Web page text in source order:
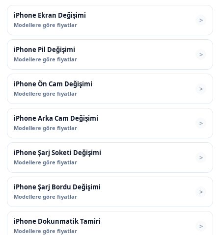
iPhone Ekran Değişimi
Modellere göre fiyatlar
iPhone Pil Değişimi
Modellere göre fiyatlar
iPhone Ön Cam Değişimi
Modellere göre fiyatlar
iPhone Arka Cam Değişimi
Modellere göre fiyatlar
iPhone Şarj Soketi Değişimi
Modellere göre fiyatlar
iPhone Şarj Bordu Değişimi
Modellere göre fiyatlar
iPhone Dokunmatik Tamiri
Modellere göre fiyatlar